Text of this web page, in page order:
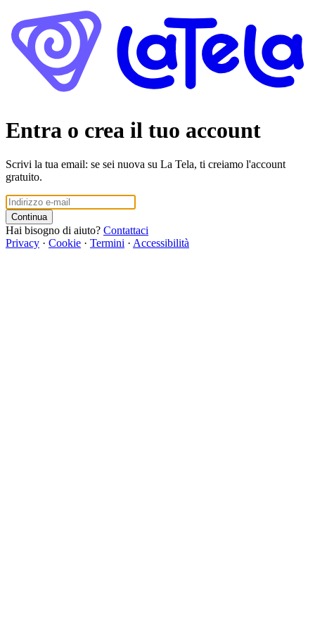
Entra o crea il tuo account
Scrivi la tua email: se sei nuova su La Tela, ti creiamo l'account
gratuito.
Continua
Hai bisogno di aiuto? Contattaci
Privacy · Cookie · Termini · Accessibilità